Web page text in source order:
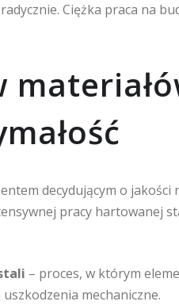
Ciężka praca na
decydującym o
pracy hartowanej
– proces, w którym
mechaniczne.